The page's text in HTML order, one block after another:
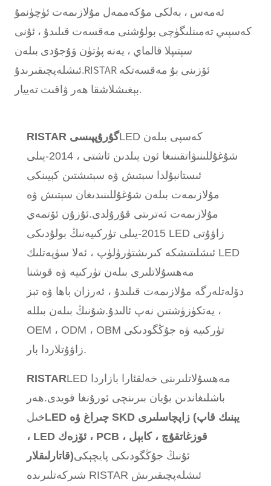
ئەمەس ، بەلكى مۇكەممەل مۇلازىمەت ئۈچۈنمۇ
كەسپىي تەمىنلىگۈچى بولۇشنى مەقسەت قىلىدۇ ، ئۇنى
سېتىپلا قالماي ، يەنە پۈتۈن ۋۇجۇدى بىلەن
ئىشلەپچىقىرىدۇ.RISTAR ئۆزىنى بۇ مەقسەتكە
بېغىشلاشقا ھەر ۋاقىت تەييار.
RISTAR گۇرۇپپىسىLED كەسپى بىلەن
شۇغۇللىنىۋاتقىنىغا ئون يىلدىن ئاشتى ، 2014-يىلى
ئىستانبۇلدا سېتىش ۋە سېتىشتىن كېيىنكى
مۇلازىمەت بىلەن شۇغۇللىنىدىغان سېتىش ۋە
مۇلازىمەت ئەترىتى قۇرۇلدى.ئۇزۇن ئۆتمەي
2015-يىلى تۈركىيەنىڭ بولۇدىكى LED زاۋۇتى
ئىشلىتىشكە كىرىشتۈرۈلۈپ ، ئەلا سۈپەتلىك LED
مەھسۇلاتلىرى بىلەن تۈركىيە ۋە قوشنا
دۆلەتلەرگە مۇلازىمەت قىلىدۇ ، ئەرزان باھا ۋە تېز
يەتكۈزۈشتىن نەپ ئالىدۇ.شۇنىڭ بىلەن بىللە ،
OEM ، ODM ، OBM تۈركىيە ۋە جۇڭگودىكى
زاۋۇتلاردا بار.
RISTARLED مەھسۇلاتلىرىنى خەلقئارا بازاردا
باشلىغاندىن بۇيان بىرىنچى ئورۇنغا قويدى.ھەر
خىلLED چىراغ ۋە SKD زاپچاسلىرى (يېنىك قاپ
، LED ئۆزەك ، PCB ، قوزغاتقۇچ ، كابېل
قاتارلىقلار)ئۇنىڭ جۇڭگودىكى پايچېكى
شىركەتلىرىدە RISTAR ئىشلەپچىقىرىش